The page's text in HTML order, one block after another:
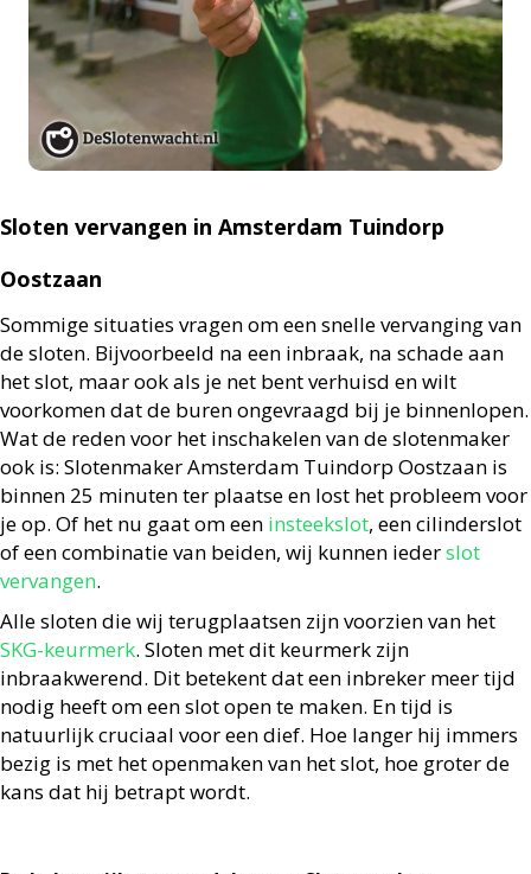
Sloten vervangen in Amsterdam Tuindorp
Oostzaan
Sommige situaties vragen om een snelle vervanging van
de sloten. Bijvoorbeeld na een inbraak, na schade aan
het slot, maar ook als je net bent verhuisd en wilt
voorkomen dat de buren ongevraagd bij je binnenlopen.
Wat de reden voor het inschakelen van de slotenmaker
ook is: Slotenmaker Amsterdam Tuindorp Oostzaan is
binnen 25 minuten ter plaatse en lost het probleem voor
je op. Of het nu gaat om een insteekslot, een cilinderslot
of een combinatie van beiden, wij kunnen iederslot
vervangen.
Alle sloten die wij terugplaatsen zijn voorzien van het
SKG-keurmerk. Sloten met dit keurmerk zijn
inbraakwerend. Dit betekent dat een inbreker meer tijd
nodig heeft om een slot open te maken. En tijd is
natuurlijk cruciaal voor een dief. Hoe langer hij immers
bezig is met het openmaken van het slot, hoe groter de
kans dat hij betrapt wordt.